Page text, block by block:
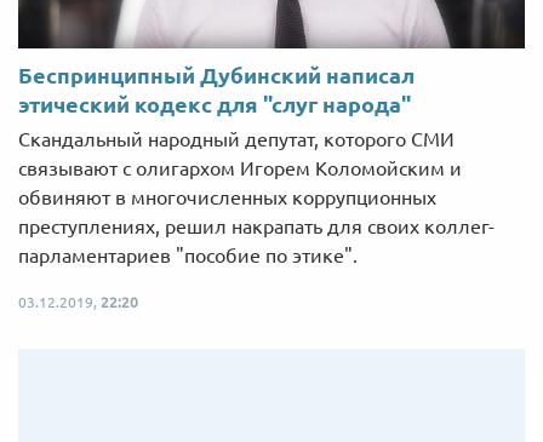
Беспринципный Дубинский написал
этический кодекс для "слуг народа"
Скандальный народный депутат, которого СМИ
связывают с олигархом Игорем Коломойским и
обвиняют в многочисленных коррупционных
преступлениях, решил накрапать для своих коллег-
парламентариев "пособие по этике".
03.12.2019, 22:20